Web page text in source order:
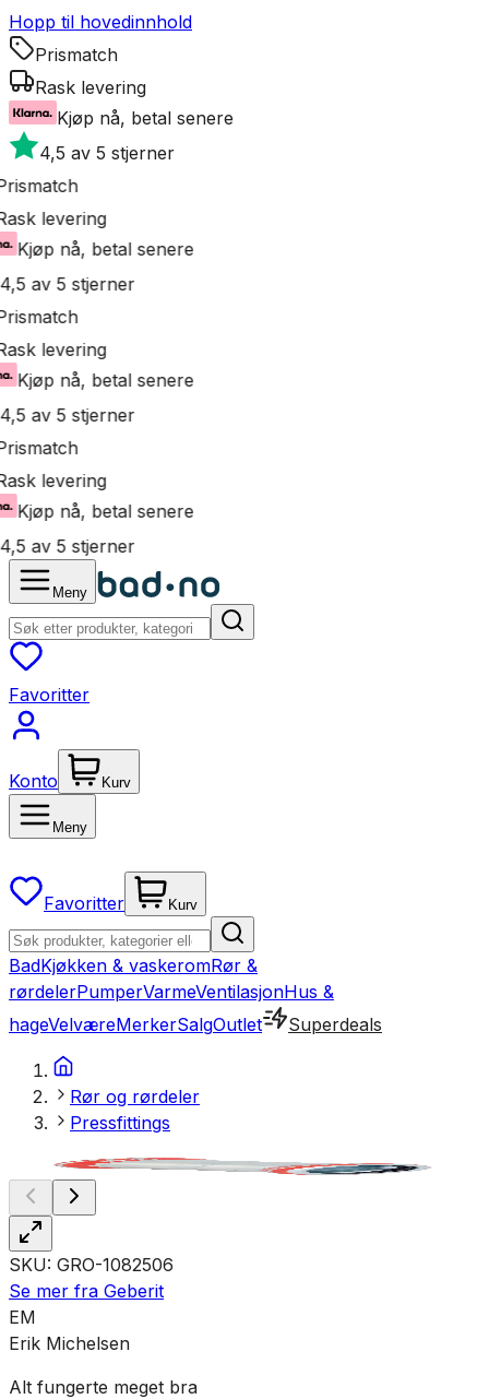
Hopp til hovedinnhold
Prismatch
Rask levering
Kjøp nå, betal senere
4,5 av 5 stjerner
levering
Kjøp nå, betal senere
av 5 stjerner
levering
Kjøp nå, betal senere
av 5 stjerner
levering
Kjøp nå, betal senere
av 5 stjerner
Meny
Favoritter
Konto Kurv
Meny
Favoritter Kurv
BadKjøkken & vaskeromRør &
rørdelerPumperVarmeVentilasjonHus &
hageVelværeMerkerSalgOutlet Superdeals
Rør og rørdeler
Pressfittings
SKU: GRO-1082506
Se mer fra Geberit
EM
Erik Michelsen
Alt fungerte meget bra